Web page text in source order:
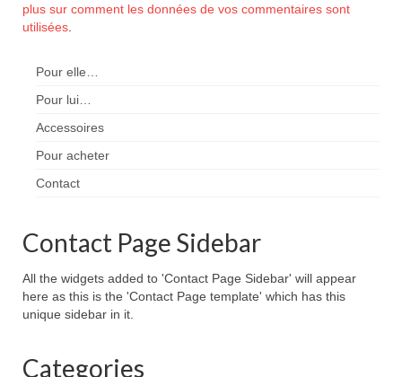
plus sur comment les données de vos commentaires sont
utilisées
Pour elle…
Pour lui…
Accessoires
Pour acheter
Contact
Contact Page Sidebar
All the widgets added to 'Contact Page Sidebar' will appear
here as this is the 'Contact Page template' which has this
unique sidebar in it.
Categories